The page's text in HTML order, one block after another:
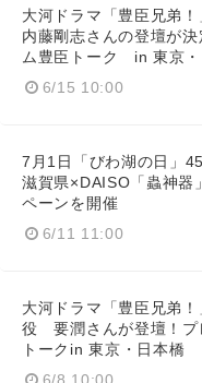
大河ドラマ「豊臣兄弟
内藤剛志さんの登壇が
ム豊臣トーク in 東京・
6/15 10:00
7月1日「びわ湖の日」
滋賀県×DAISO「蟲神器
ペーンを開催
6/11 11:00
大河ドラマ「豊臣兄弟！
役 要潤さんが登壇！プ
トークin 東京・日本橋